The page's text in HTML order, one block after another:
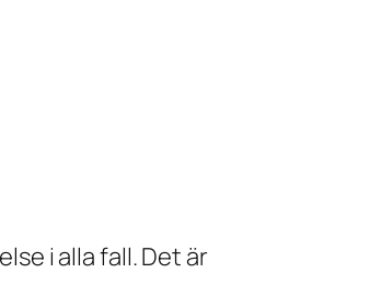
i alla fall. Det är